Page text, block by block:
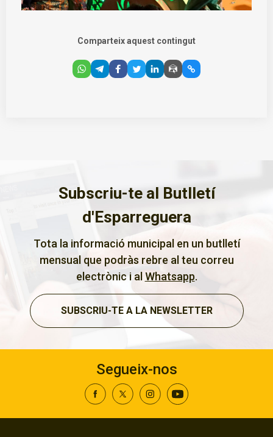
Comparteix aquest contingut
Subscriu-te al Butlletí
d'Esparreguera
Tota la informació municipal en un butlletí
mensual que podràs rebre al teu correu
electrònic i al Whatsapp.
SUBSCRIU-TE A LA NEWSLETTER
Segueix-nos